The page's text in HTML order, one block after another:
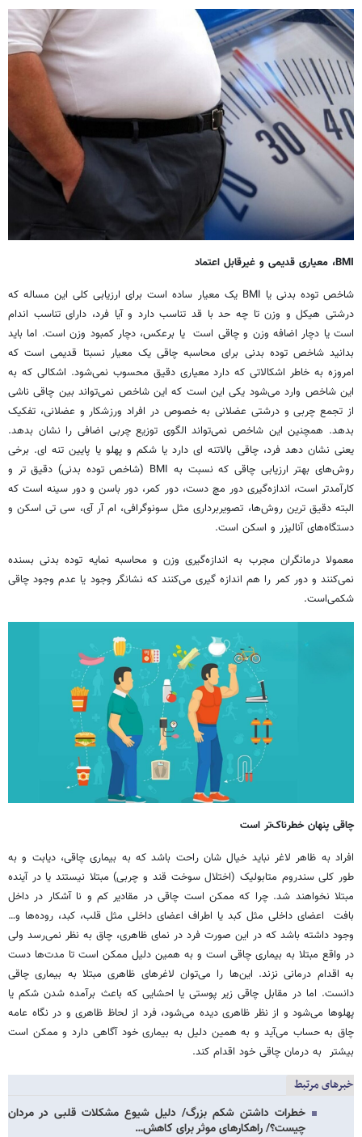
BMI، معیاری قدیمی‌ و غیرقابل اعتماد
شاخص توده بدنی یا BMI یک معیار ساده است برای ارزیابی کلی این مساله که
درشتی هیکل و وزن تا چه حد با قد تناسب دارد و آیا فرد، دارای تناسب اندام
است یا دچار اضافه وزن و چاقی است یا برعکس، دچار کمبود وزن است. اما باید
بدانید شاخص توده بدنی برای محاسبه چاقی یک معیار نسبتا قدیمی‌ است که
امروزه به خاطر اشکالاتی که دارد معیاری دقیق محسوب نمی‌شود. اشکالی که به
این شاخص وارد می‌شود یکی این است که این شاخص نمی‌تواند بین چاقی ناشی
از تجمع چربی و درشتی عضلانی به خصوص در افراد ورزشکار و عضلانی، تفکیک
بدهد. همچنین این شاخص نمی‌تواند الگوی توزیع چربی اضافی را نشان بدهد.
یعنی نشان دهد فرد، چاقی بالاتنه ای دارد یا شکم و پهلو یا پایین تنه ای. برخی
روش‌های بهتر ارزیابی چاقی که نسبت به BMI (شاخص توده بدنی) دقیق تر و
کارآمدتر است، اندازه‌گیری دور مچ دست، دور کمر، دور باسن و دور سینه است که
البته دقیق ترین روش‌ها، تصویربرداری مثل سونوگرافی، ام آر آی، سی تی اسکن و
دستگاه‌های آنالیزر و اسکن است.
معمولا درمانگران مجرب به اندازه‌گیری وزن و محاسبه نمایه توده بدنی بسنده
نمی‌کنند و دور کمر را هم اندازه گیری می‌کنند که نشانگر وجود یا عدم وجود چاقی
شکمی‌است.
چاقی پنهان خطرناک‌تر است
افراد به ظاهر لاغر نباید خیال شان راحت باشد که به بیماری چاقی، دیابت و به
طور کلی سندروم متابولیک (اختلال سوخت قند و چربی) مبتلا نیستند یا در آینده
مبتلا نخواهند شد. چرا که ممکن است چاقی در مقادیر کم و نا آشکار در داخل
بافت اعضای داخلی مثل کبد یا اطراف اعضای داخلی مثل قلب، کبد، روده‌ها و…
وجود داشته باشد که در این صورت فرد در نمای ظاهری، چاق به نظر نمی‌رسد ولی
در واقع مبتلا به بیماری چاقی است و به همین دلیل ممکن است تا مدت‌ها دست
به اقدام درمانی نزند. این‌ها را می‌توان لاغرهای ظاهری مبتلا به بیماری چاقی
دانست. اما در مقابل چاقی زیر پوستی یا احشایی که باعث برآمده شدن شکم یا
پهلوها می‌شود و از نظر ظاهری دیده می‌شود، فرد از لحاظ ظاهری و در نگاه عامه
چاق به حساب می‌آید و به همین دلیل به بیماری خود آگاهی دارد و ممکن است
بیشتر به درمان چاقی خود اقدام کند.
خبرهای مرتبط
خطرات داشتن شکم بزرگ/ دلیل شیوع مشکلات قلبی در مردان
چیست؟/ راهکارهای موثر برای کاهش…